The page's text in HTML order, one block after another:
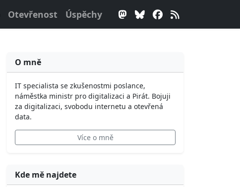
Otevřenost Úspěchy
O mně
IT specialista se zkušenostmi poslance,
náměstka ministr pro digitalizaci a Pirát. Bojuji
za digitalizaci, svobodu internetu a otevřená
data.
Více o mně
Kde mě najdete